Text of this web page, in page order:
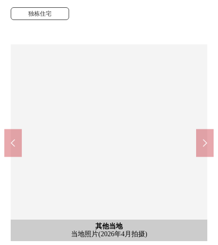
独栋住宅
其他当地
当地照片(2026年4月拍摄)
其他当地
当地照片(2026年4月拍摄)
其他当地
当地照片(2026年4月拍摄)
其他当地
当地照片(2026年4月拍摄)
含有前面道路的外观
含有前面道路的外观
含有前面道路的外观